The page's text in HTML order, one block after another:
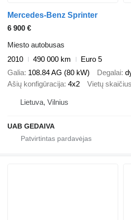
Mercedes-Benz Sprinter
6 900 €
Miesto autobusas
2010
490 000 km
Euro 5
Galia 108.84 AG (80 kW) Degalai
Ašių konfigūracija 4x2 Vietų skaičius
Lietuva, Vilnius
UAB GEDAIVA